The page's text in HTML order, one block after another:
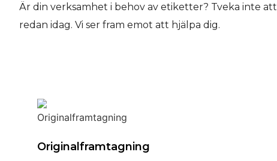
Är din verksamhet i behov av etiketter? Tveka inte att
redan idag. Vi ser fram emot att hjälpa dig.
Originalframtagning